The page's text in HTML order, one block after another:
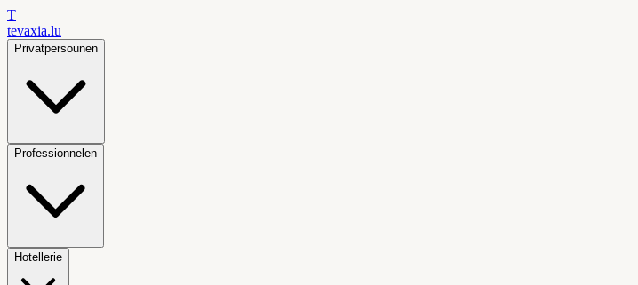
T
tevaxia.lu
Privatpersounen
Professionnelen
Hotellerie